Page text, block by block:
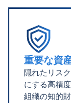
重要な資
隠れたリス
にする高精
組織の知的